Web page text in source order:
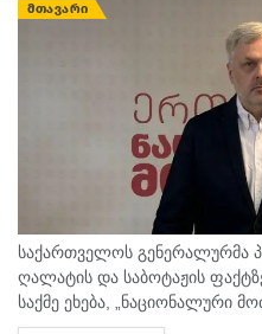
ᲛᲗᲐᲕᲐᲠᲘ
საქართველოს გენერალურმა
ღალატის და საბოტაჟის
საქმე ეხება, „ნაციონალური
გიორგი ბარამიძის მიერ იაგო